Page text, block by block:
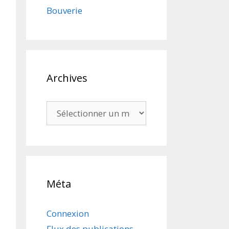
Bouverie
Archives
Méta
Connexion